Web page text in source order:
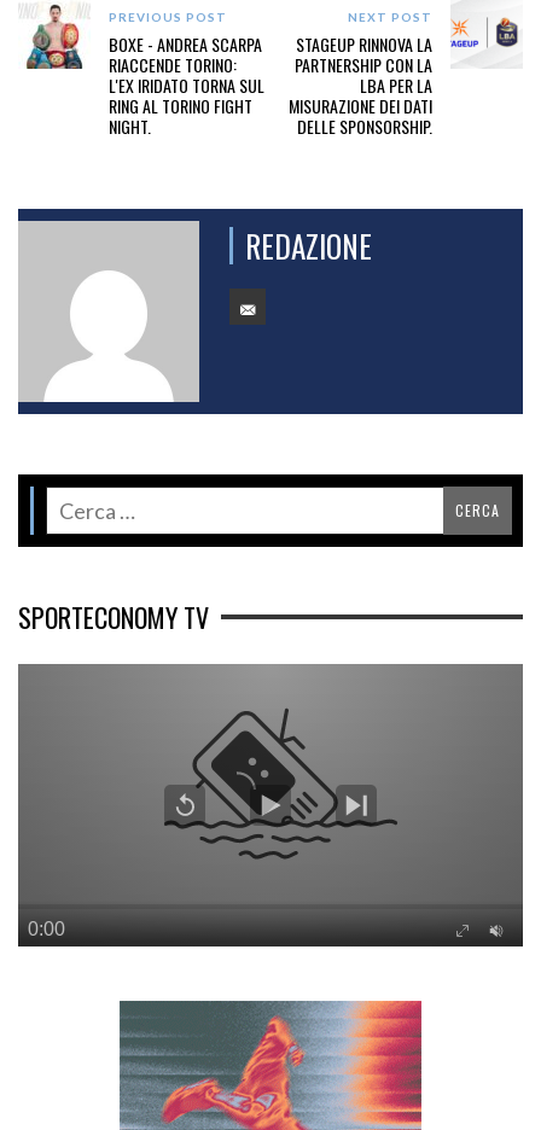
PREVIOUS POST
BOXE - ANDREA SCARPA
RIACCENDE TORINO:
L'EX IRIDATO TORNA SUL
RING AL TORINO FIGHT
NIGHT.
NEXT POST
STAGEUP RINNOVA LA
PARTNERSHIP CON LA
LBA PER LA
MISURAZIONE DEI DATI
DELLE SPONSORSHIP.
REDAZIONE
SPORTECONOMY TV